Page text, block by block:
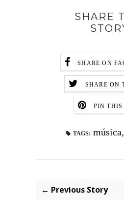
SHARE
SHARE ON
SHARE ON
PIN THIS
TAGS: música,
← Previous Story